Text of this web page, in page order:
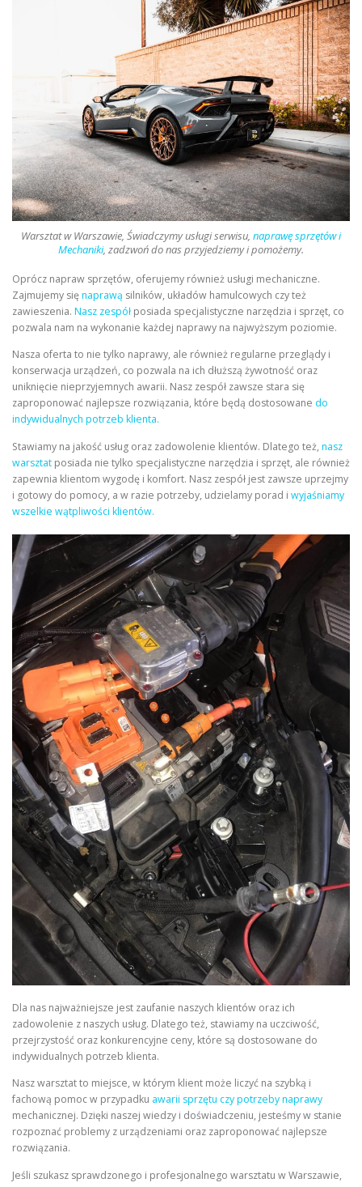
Warsztat w Warszawie, Świadczymy usługi serwisu, naprawę sprzętów i
Mechaniki, zadzwoń do nas przyjedziemy i pomożemy.
Oprócz napraw sprzętów, oferujemy również usługi mechaniczne.
Zajmujemy sięnaprawą silników, układów hamulcowych czy też
zawieszenia. Nasz zespół posiada specjalistyczne narzędzia i sprzęt, co
pozwala nam na wykonanie każdej naprawy na najwyższym poziomie.
Nasza oferta to nie tylko naprawy, ale również regularne przeglądy i
konserwacja urządzeń, co pozwala na ich dłuższą żywotność oraz
uniknięcie nieprzyjemnych awarii. Nasz zespół zawsze stara się
zaproponować najlepsze rozwiązania, które będą dostosowane do
indywidualnych potrzeb klienta.
Stawiamy na jakość usług oraz zadowolenie klientów. Dlatego też, nasz
warsztat posiada nie tylko specjalistyczne narzędzia i sprzęt, ale również
zapewnia klientom wygodę i komfort. Nasz zespół jest zawsze uprzejmy
i gotowy do pomocy, a w razie potrzeby, udzielamy porad i wyjaśniamy
wszelkie wątpliwości klientów.
Dla nas najważniejsze jest zaufanie naszych klientów oraz ich
zadowolenie z naszych usług. Dlatego też, stawiamy na uczciwość,
przejrzystość oraz konkurencyjne ceny, które są dostosowane do
indywidualnych potrzeb klienta.
Nasz warsztat to miejsce, w którym klient może liczyć na szybką i
fachową pomoc w przypadku awarii sprzętu czy potrzeby naprawy
mechanicznej. Dzięki naszej wiedzy i doświadczeniu, jesteśmy w stanie
rozpoznać problemy z urządzeniami oraz zaproponować najlepsze
rozwiązania.
Jeśli szukasz sprawdzonego i profesjonalnego warsztatu w Warszawie,